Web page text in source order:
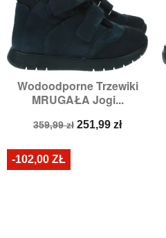
Wodoodporne Trzewiki
MRUGAŁA Jogi...
Cena
359,99 zł Cena
251,99 zł
-102,00 ZŁ